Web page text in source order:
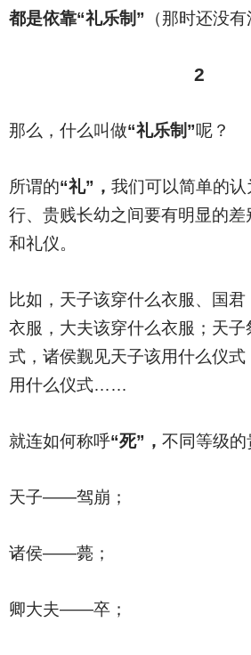
都是依靠“礼乐制” （那时还没有
2
那么，什么叫做“礼乐制”呢？
所谓的“礼”， 我们可以简单的
行、贵贱长幼之间要有明显的
和礼仪。
比如，天子该穿什么衣服、国
衣服，大夫该穿什么衣服；天子
式，诸侯觐见天子该用什么仪
用什么仪式……
就连如何称呼“死”， 不同等级的
天子——驾崩；
诸侯——薨；
卿大夫——卒；